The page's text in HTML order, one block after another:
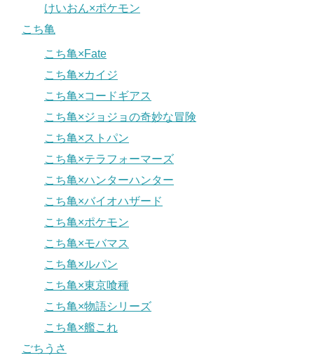
けいおん×ポケモン
こち亀
こち亀×Fate
こち亀×カイジ
こち亀×コードギアス
こち亀×ジョジョの奇妙な冒険
こち亀×ストパン
こち亀×テラフォーマーズ
こち亀×ハンターハンター
こち亀×バイオハザード
こち亀×ポケモン
こち亀×モバマス
こち亀×ルパン
こち亀×東京喰種
こち亀×物語シリーズ
こち亀×艦これ
ごちうさ